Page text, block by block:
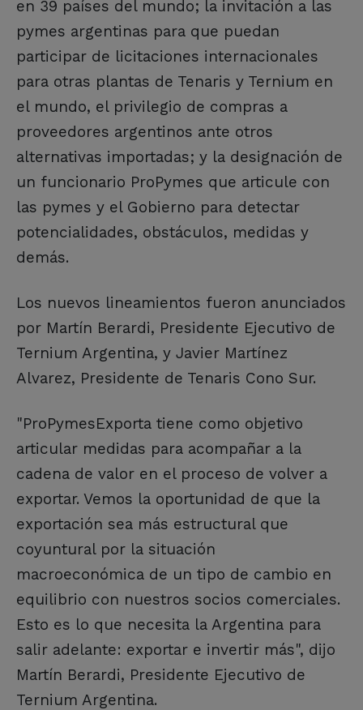
en 39 países del mundo; la invitación a las
pymes argentinas para que puedan
participar de licitaciones internacionales
para otras plantas de Tenaris y Ternium en
el mundo, el privilegio de compras a
proveedores argentinos ante otros
alternativas importadas; y la designación de
un funcionario ProPymes que articule con
las pymes y el Gobierno para detectar
potencialidades, obstáculos, medidas y
demás.
Los nuevos lineamientos fueron anunciados
por Martín Berardi, Presidente Ejecutivo de
Ternium Argentina, y Javier Martínez
Alvarez, Presidente de Tenaris Cono Sur.
"ProPymesExporta tiene como objetivo
articular medidas para acompañar a la
cadena de valor en el proceso de volver a
exportar. Vemos la oportunidad de que la
exportación sea más estructural que
coyuntural por la situación
macroeconómica de un tipo de cambio en
equilibrio con nuestros socios comerciales.
Esto es lo que necesita la Argentina para
salir adelante: exportar e invertir más", dijo
Martín Berardi, Presidente Ejecutivo de
Ternium Argentina.